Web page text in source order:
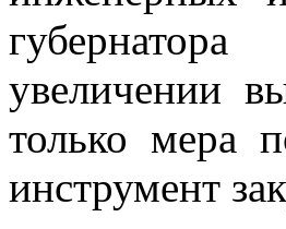
увеличении
только мера
инструмент